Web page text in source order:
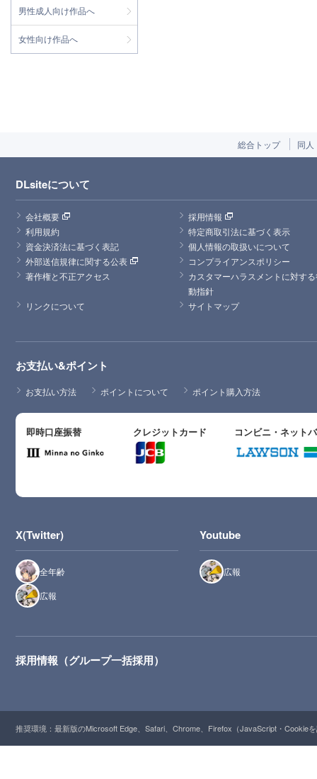
男性成人向け作品へ
女性向け作品へ
総合トップ 同人
DLsiteについて
会社概要
採用情報
利用規約
特定商取引法に基づく表示
資金決済法に基づく表記
個人情報の取扱いについて
外部送信規律に関する公表
コンプライアンスポリシー
著作権と不正アクセス
カスタマーハラスメントに対す
動指針
リンクについて
サイトマップ
お支払い&ポイント
お支払い方法 ポイントについて ポイント購入方法
即時口座振替 クレジットカード コンビニ・ネット
X(Twitter)
全年齢
広報
Youtube
広報
採用情報（グループ一括採用）
推奨環境：最新版のMicrosoft Edge、Safari、Chrome、Firefox（JavaScript・Cookie